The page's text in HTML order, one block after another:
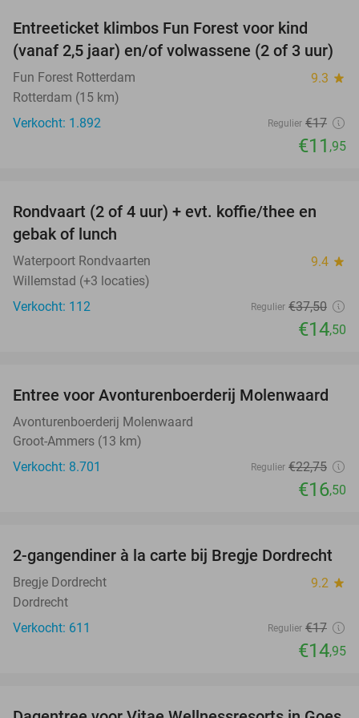
Entreeticket klimbos Fun Forest voor kind
(vanaf 2,5 jaar) en/of volwassene (2 of 3 uur)
Fun Forest Rotterdam 9.3 star
Rotterdam (15 km)
Verkocht: 1.892
Regulier €17
€11 ,95
61%
Rondvaart (2 of 4 uur) + evt. koffie/thee en
gebak of lunch
Waterpoort Rondvaarten 9.4 star
Willemstad (+3 locaties)
Verkocht: 112
Regulier €37,50
€14,50
27%
Entree voor Avonturenboerderij Molenwaard
Avonturenboerderij Molenwaard
Groot-Ammers (13 km)
Verkocht: 8.701
Regulier €22,75
€16,50
12%
2-gangendiner à la carte bij Bregje Dordrecht
Bregje Dordrecht 9.2 star
Dordrecht
Verkocht: 611
Regulier €17
€14,95